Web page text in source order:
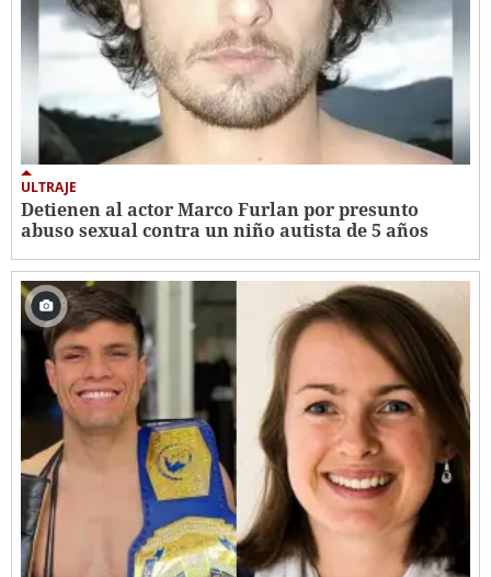
ULTRAJE
Detienen al actor Marco Furlan por presunto
abuso sexual contra un niño autista de 5 años